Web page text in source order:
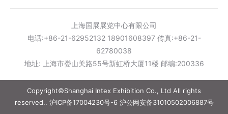
上海国展展览中心有限公司
电话:+86-21-62952132 18901608397 传真:+86-21-
62780038
地址: 上海市娄山关路55号新虹桥大厦11楼 邮编:200336
Copyright©Shanghai Intex Exhibition Co., Ltd All rights
reserved.. 沪ICP备17004230号-6沪公网安备31010502006887号